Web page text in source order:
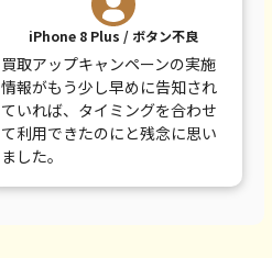
iPhone 8 Plus / ボタン不良
買取アップキャンペーンの実施
情報がもう少し早めに告知され
ていれば、タイミングを合わせ
て利用できたのにと残念に思い
ました。